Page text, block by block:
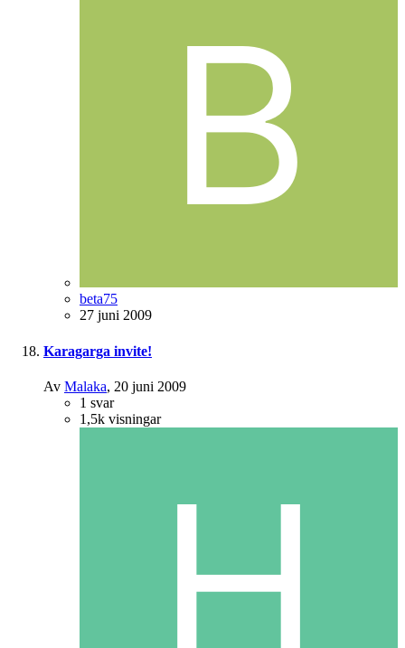
beta75
27 juni 2009
Karagarga invite!
Av Malaka, 20 juni 2009
1 svar
1,5k visningar